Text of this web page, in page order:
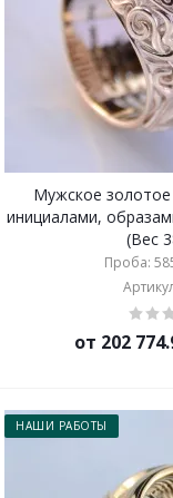
Мужское золотое
инициалами,
(Вес
Проба:
от 202
НАШИ РАБОТЫ